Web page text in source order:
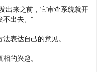
出来之前，它审查系统就开
不出去。”
表达自己的意见。
的兴趣。